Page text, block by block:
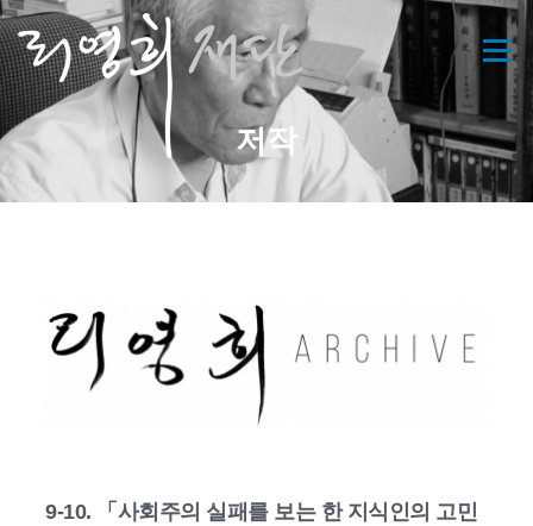
콘
텐
츠
로
바
로
가
기
메뉴
저작
9-10. 「사회주의 실패를 보는 한 지식인의 고민